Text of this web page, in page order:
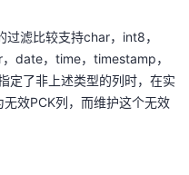
过滤比较支持char，int8，
date，time，timestamp，
定了非上述类型的列时，在实
效PCK列，而维护这个无效